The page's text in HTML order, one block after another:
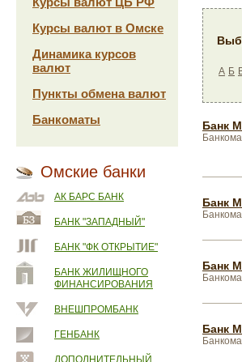
Курсы валют в Омске
Динамика курсов
валют
Пункты обмена валют
Банкоматы
Омские банки
АК БАРС БАНК
БАНК "ЗАПАДНЫЙ"
БАНК "ФК ОТКРЫТИЕ"
БАНК ЖИЛИЩНОГО
ФИНАНСИРОВАНИЯ
ВНЕШПРОМБАНК
ГЕНБАНК
ДОПОЛНИТЕЛЬНЫЙ
А Б
Банк
Банк
Банк
Банк